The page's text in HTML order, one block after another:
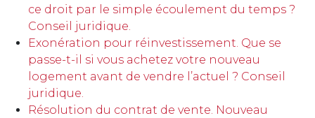
ce droit par le simple écoulement du temps ?
Conseil juridique.
Exonération pour réinvestissement. Que se
passe-t-il si vous achetez votre nouveau
logement avant de vendre l’actuel ? Conseil
juridique.
Résolution du contrat de vente. Nouveau